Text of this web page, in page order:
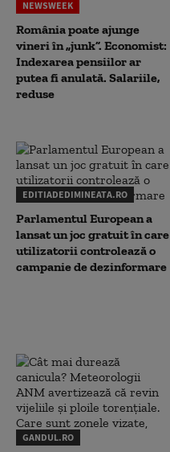
NEWSWEEK
România poate ajunge
vineri în „junk”. Economist:
Indexarea pensiilor ar
putea fi anulată. Salariile,
reduse
EDITIADEDIMINEATA.RO
Parlamentul European a
lansat un joc gratuit în care
utilizatorii controlează o
campanie de dezinformare
GANDUL.RO